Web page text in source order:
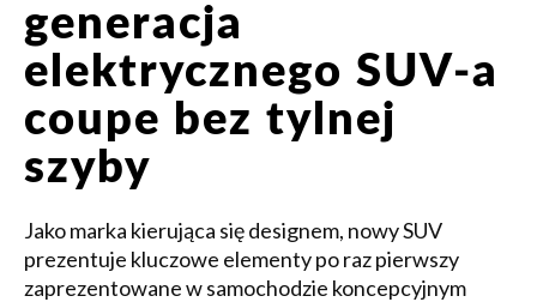
Wiadomości
Supersamochody
Samochody Koncepcyjne
Tuning
Elektryczne
MOTORSPORT
generacja
elektrycznego SUV-a
coupe bez tylnej
szyby
Jako marka kierująca się designem, nowy SUV
prezentuje kluczowe elementy po raz pierwszy
zaprezentowane w samochodzie koncepcyjnym